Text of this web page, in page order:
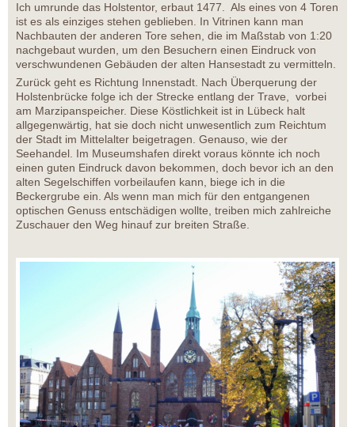
Ich umrunde das Holstentor, erbaut 1477. Als eines von 4 Toren
ist es als einziges stehen geblieben. In Vitrinen kann man
Nachbauten der anderen Tore sehen, die im Maßstab von 1:20
nachgebaut wurden, um den Besuchern einen Eindruck von
verschwundenen Gebäuden der alten Hansestadt zu vermitteln.
Zurück geht es Richtung Innenstadt. Nach Überquerung der
Holstenbrücke folge ich der Strecke entlang der Trave, vorbei
am Marzipanspeicher. Diese Köstlichkeit ist in Lübeck halt
allgegenwärtig, hat sie doch nicht unwesentlich zum Reichtum
der Stadt im Mittelalter beigetragen. Genauso, wie der
Seehandel. Im Museumshafen direkt voraus könnte ich noch
einen guten Eindruck davon bekommen, doch bevor ich an den
alten Segelschiffen vorbeilaufen kann, biege ich in die
Beckergrube ein. Als wenn man mich für den entgangenen
optischen Genuss entschädigen wollte, treiben mich zahlreiche
Zuschauer den Weg hinauf zur breiten Straße.